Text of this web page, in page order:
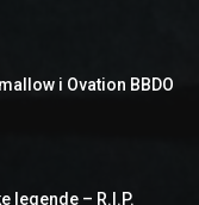
i Ovation BBDO
legende – R.I.P.